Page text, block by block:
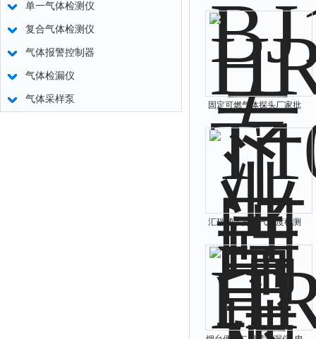
单一气体检测仪
复合气体检测仪
气体报警控制器
气体检漏仪
气体采样泵
瑞埔检漏仪
固定可燃气体探头厂家批
发
汇瑞埔手持氧气浓度检测
仪_常规四气探测器